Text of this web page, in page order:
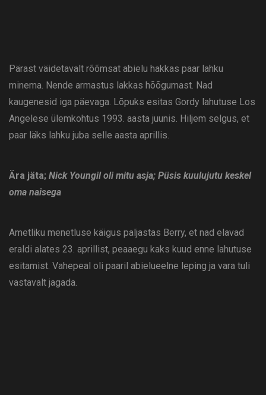
Pärast väidetavalt rõõmsat abielu hakkas paar lahku
minema. Nende armastus lakkas hõõgumast. Nad
kaugenesid iga päevaga. Lõpuks esitas Gordy lahutuse Los
Angelese ülemkohtus 1993. aasta juunis. Hiljem selgus, et
paar läks lahku juba selle aasta aprillis.
Ära jäta; Nick Youngil oli mitu asja; Püsis kuulujutu keskel
oma naisega
Ametliku menetluse käigus paljastas Berry, et nad elavad
eraldi alates 23. aprillist, peaaegu kaks kuud enne lahutuse
esitamist. Vahepeal oli paaril abielueelne leping ja vara tuli
vastavalt jagada.